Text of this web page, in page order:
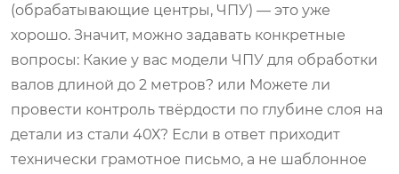
(обрабатывающие центры, ЧПУ) — это уже
хорошо. Значит, можно задавать конкретные
вопросы: Какие у вас модели ЧПУ для обработки
валов длиной до 2 метров? или Можете ли
провести контроль твёрдости по глубине слоя на
детали из стали 40Х? Если в ответ приходит
технически грамотное письмо, а не шаблонное